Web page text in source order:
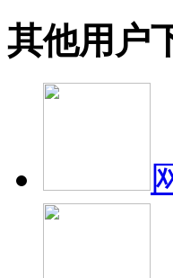
其他用户